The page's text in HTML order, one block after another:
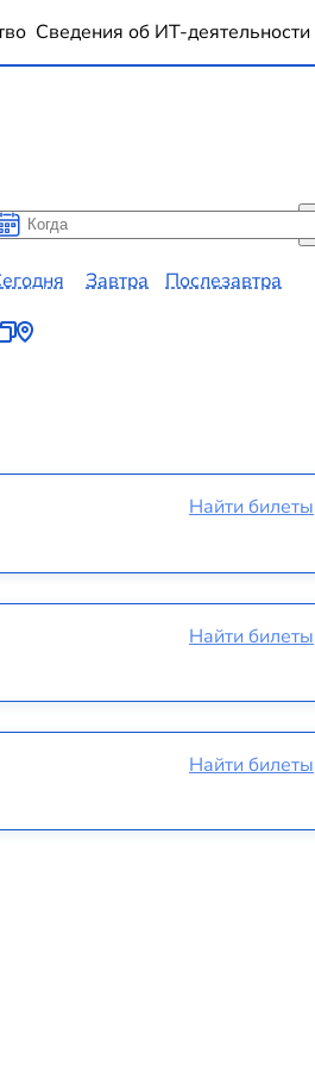
Сведения об ИТ-деятельности
Завтра Послезавтра
Найти билеты
Найти билеты
Найти билеты